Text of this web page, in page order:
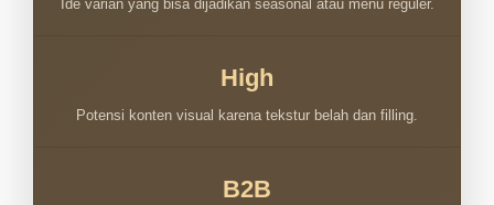
Ide varian yang bisa dijadikan seasonal atau menu reguler.
High
Potensi konten visual karena tekstur belah dan filling.
B2B